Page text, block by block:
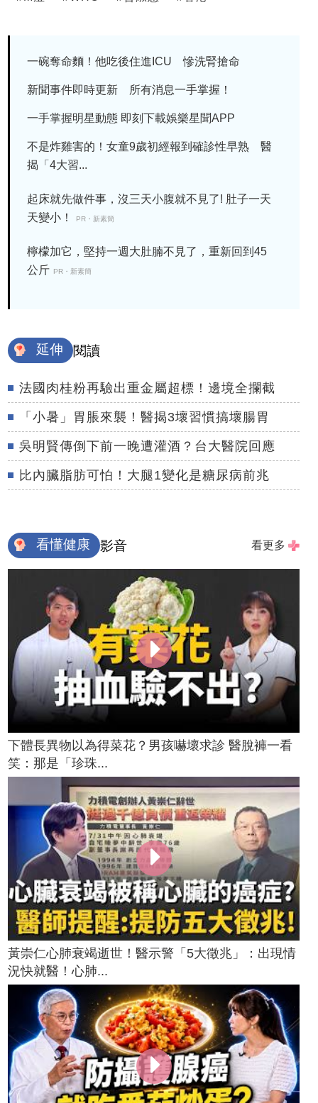
一碗奪命麵！他吃後住進ICU 慘洗腎搶命
新聞事件即時更新 所有消息一手掌握！
一手掌握明星動態 即刻下載娛樂星聞APP
不是炸雞害的！女童9歲初經報到確診性早熟 醫
揭「4大習...
起床就先做件事，沒三天小腹就不見了! 肚子一天
天變小！
PR・新素簡
檸檬加它，堅持一週大肚腩不見了，重新回到45
公斤 PR・新素簡
延伸 閱讀
法國肉桂粉再驗出重金屬超標！邊境全攔截
「小暑」胃脹來襲！醫揭3壞習慣搞壞腸胃
吳明賢傳倒下前一晚遭灌酒？台大醫院回應
比內臟脂肪可怕！大腿1變化是糖尿病前兆
看懂健康 影音 看更多
下體長異物以為得菜花？男孩嚇壞求診 醫脫褲一看
笑：那是「珍珠...
黃崇仁心肺衰竭逝世！醫示警「5大徵兆」：出現情
況快就醫！心肺...